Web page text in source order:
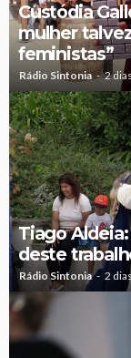
Custódia
mulher
feministas”
Rádio Sintonia 2
Tiago
deste
Rádio Sintonia 2